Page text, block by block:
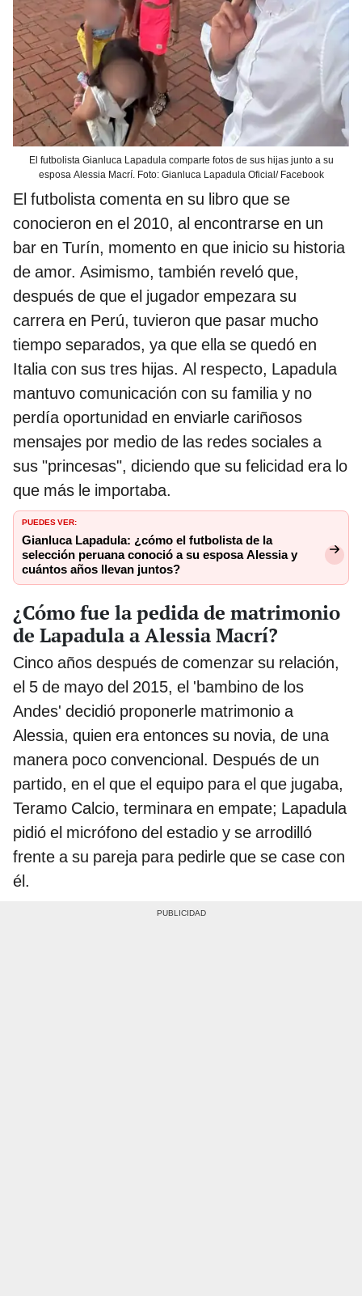
El futbolista Gianluca Lapadula comparte fotos de sus hijas junto a su
esposa Alessia Macrí. Foto: Gianluca Lapadula Oficial/ Facebook
El futbolista comenta en su libro que se
conocieron en el 2010, al encontrarse en un
bar en Turín, momento en que inicio su historia
de amor. Asimismo, también reveló que,
después de que el jugador empezara su
carrera en Perú, tuvieron que pasar mucho
tiempo separados, ya que ella se quedó en
Italia con sus tres hijas. Al respecto, Lapadula
mantuvo comunicación con su familia y no
perdía oportunidad en enviarle cariñosos
mensajes por medio de las redes sociales a
sus "princesas", diciendo que su felicidad era lo
que más le importaba.
PUEDES VER:
Gianluca Lapadula: ¿cómo el futbolista de la
selección peruana conoció a su esposa Alessia y
cuántos años llevan juntos?
¿Cómo fue la pedida de matrimonio
de Lapadula a Alessia Macrí?
Cinco años después de comenzar su relación,
el 5 de mayo del 2015, el 'bambino de los
Andes' decidió proponerle matrimonio a
Alessia, quien era entonces su novia, de una
manera poco convencional. Después de un
partido, en el que el equipo para el que jugaba,
Teramo Calcio, terminara en empate; Lapadula
pidió el micrófono del estadio y se arrodilló
frente a su pareja para pedirle que se case con
él.